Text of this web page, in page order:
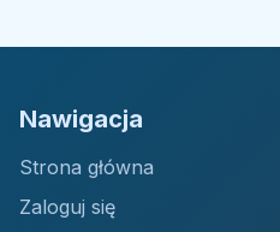
Nawigacja
Strona główna
Zaloguj się